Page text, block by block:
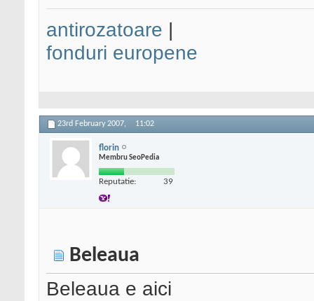
antirozatoare |
fonduri europene
23rd February 2007, 11:02
florin
Membru SeoPedia
Reputatie: 39
Beleaua
Beleaua e aici